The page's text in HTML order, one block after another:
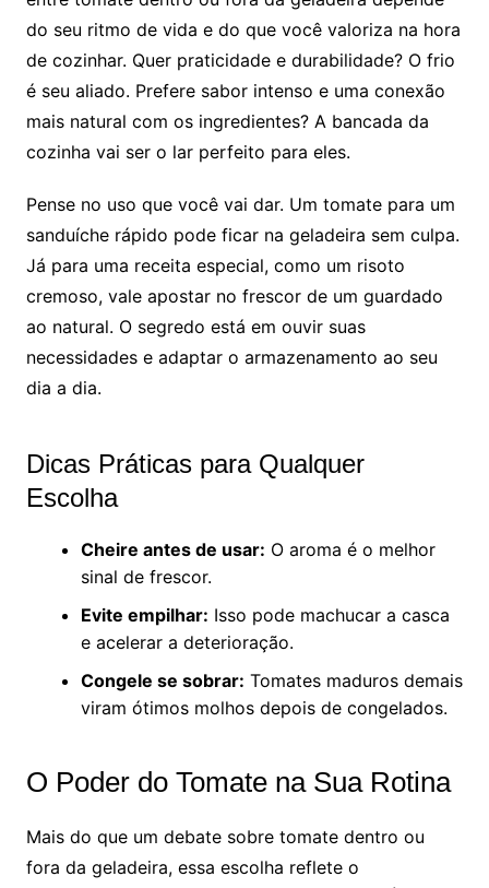
do seu ritmo de vida e do que você valoriza na hora
de cozinhar. Quer praticidade e durabilidade? O frio
é seu aliado. Prefere sabor intenso e uma conexão
mais natural com os ingredientes? A bancada da
cozinha vai ser o lar perfeito para eles.
Pense no uso que você vai dar. Um tomate para um
sanduíche rápido pode ficar na geladeira sem culpa.
Já para uma receita especial, como um risoto
cremoso, vale apostar no frescor de um guardado
ao natural. O segredo está em ouvir suas
necessidades e adaptar o armazenamento ao seu
dia a dia.
Dicas Práticas para Qualquer
Escolha
Cheire antes de usar: O aroma é o melhor
sinal de frescor.
Evite empilhar: Isso pode machucar a casca
e acelerar a deterioração.
Congele se sobrar: Tomates maduros demais
viram ótimos molhos depois de congelados.
O Poder do Tomate na Sua Rotina
Mais do que um debate sobre tomate dentro ou
fora da geladeira, essa escolha reflete o